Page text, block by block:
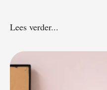
Lees verder...